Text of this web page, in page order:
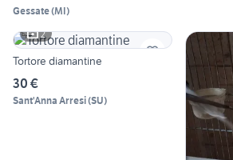
Gessate(MI)
2
Tortore diamantine
30 €
Sant'Anna Arresi(SU)